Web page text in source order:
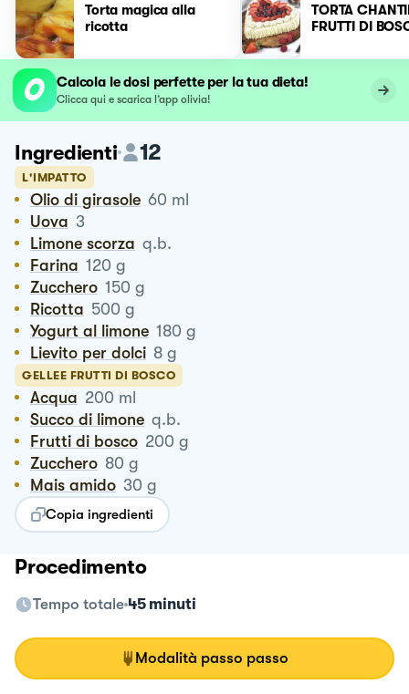
Torta magica alla
ricotta
TORTA
FRUTTI DI
Calcola le dosi perfette per la tua dieta!
Clicca qui e scarica l’app olivia!
Ingredienti 12
L'IMPATTO
Olio di girasole 60 ml
Uova 3
Limone scorza q.b.
Farina 120 g
Zucchero 150 g
Ricotta 500 g
Yogurt al limone 180 g
Lievito per dolci 8 g
GELLEE FRUTTI DI BOSCO
Acqua 200 ml
Succo di limone q.b.
Frutti di bosco 200 g
Zucchero 80 g
Mais amido 30 g
Copia ingredienti
Procedimento
Tempo totale 45 minuti
Modalità passo passo